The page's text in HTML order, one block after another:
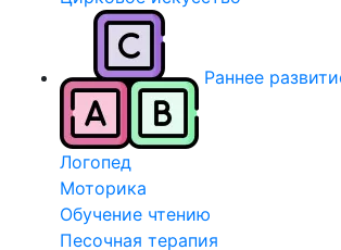
Раннее
Логопед
Моторика
Обучение чтению
Песочная терапия